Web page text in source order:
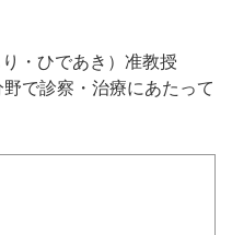
・ひであき）准教授
で診察・治療にあたって